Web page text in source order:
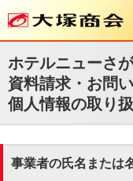
ホテルニューさ
資料請求・お問
個人情報の取り
事業者の氏名または